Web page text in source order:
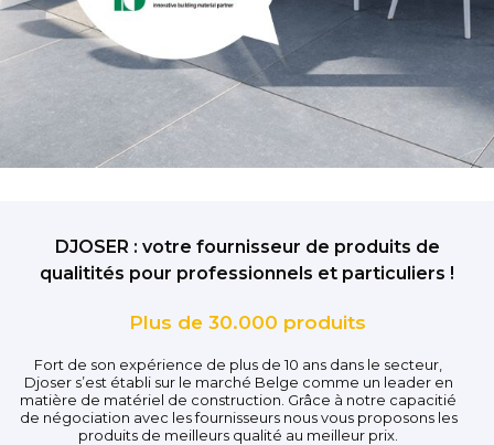
DJOSER : votre fournisseur de produits de
qualitités pour professionnels et particuliers !
Plus de 30.000 produits
Fort de son expérience de plus de 10 ans dans le secteur,
Djoser s’est établi sur le marché Belge comme un leader en
matière de matériel de construction. Grâce à notre capacitié
de négociation avec les fournisseurs nous vous proposons les
produits de meilleurs qualité au meilleur prix.